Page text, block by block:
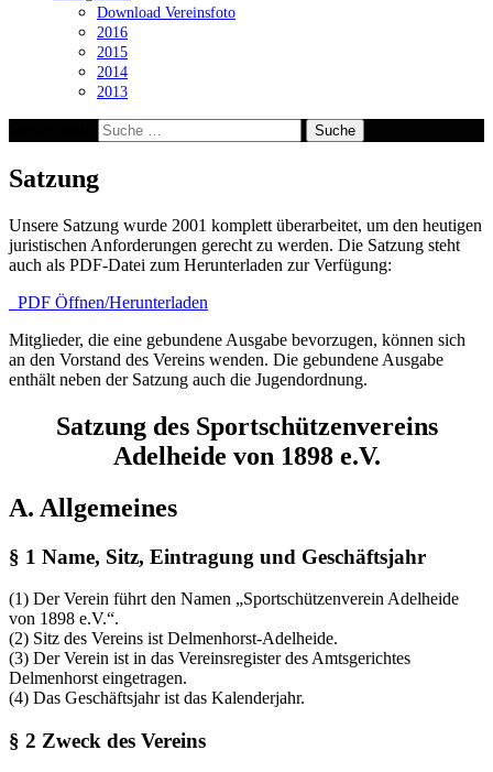
Download Vereinsfoto
2016
2015
2014
2013
Satzung
Unsere Satzung wurde 2001 komplett überarbeitet, um den heutigen
juristischen Anforderungen gerecht zu werden. Die Satzung steht
auch als PDF-Datei zum Herunterladen zur Verfügung:
PDF Öffnen/Herunterladen
Mitglieder, die eine gebundene Ausgabe bevorzugen, können sich
an den Vorstand des Vereins wenden. Die gebundene Ausgabe
enthält neben der Satzung auch die Jugendordnung.
Satzung des Sportschützenvereins
Adelheide von 1898 e.V.
A. Allgemeines
§ 1 Name, Sitz, Eintragung und Geschäftsjahr
(1) Der Verein führt den Namen „Sportschützenverein Adelheide
von 1898 e.V.“.
(2) Sitz des Vereins ist Delmenhorst-Adelheide.
(3) Der Verein ist in das Vereinsregister des Amtsgerichtes
Delmenhorst eingetragen.
(4) Das Geschäftsjahr ist das Kalenderjahr.
§ 2 Zweck des Vereins